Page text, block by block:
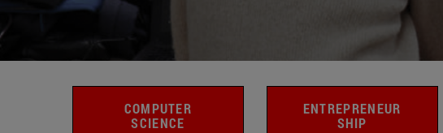
COMPUTER
SCIENCE
ENTREPRENEUR
SHIP